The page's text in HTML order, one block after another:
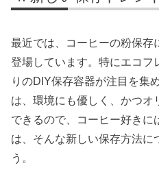
最近では、コーヒーの粉保存
登場しています。特にエコフ
りのDIY保存容器が注目を集
は、環境にも優しく、かつ
できるので、コーヒー好きに
は、そんな新しい保存方法に
う。